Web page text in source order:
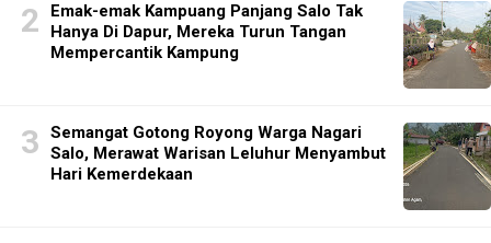
Emak-emak Kampuang Panjang Salo Tak
Hanya Di Dapur, Mereka Turun Tangan
Mempercantik Kampung
Semangat Gotong Royong Warga Nagari
Salo, Merawat Warisan Leluhur Menyambut
Hari Kemerdekaan